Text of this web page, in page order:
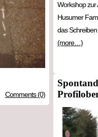
Comments (0)
Workshop zur
Husumer
das
(more…)